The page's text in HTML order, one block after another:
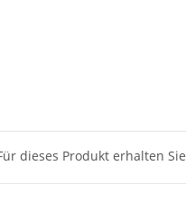
dieses Produkt erhalten Sie